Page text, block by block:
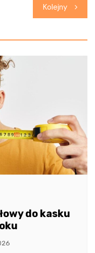
Kolejny
do kasku